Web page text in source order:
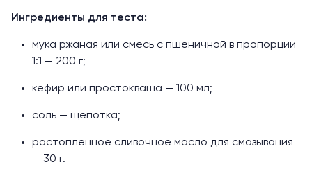
Ингредиенты для теста:
мука ржаная или смесь с пшеничной в пропорции
1:1 — 200 г;
кефир или простокваша — 100 мл;
соль — щепотка;
растопленное сливочное масло для смазывания
— 30 г.